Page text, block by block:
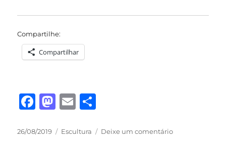
Compartilhe:
Compartilhar
F
c
M
st
E
ai a
Publicado
26/08/2019 Categorias
Escultura Deixe um comentárioem